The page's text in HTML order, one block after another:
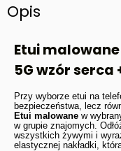
Opis
Etui
5G wzór serca
Przy wyborze etui na
bezpieczeństwa, lecz
Etui malowane w
w grupie znajomych.
wszystkich żywymi i
elastycznej nakładki,